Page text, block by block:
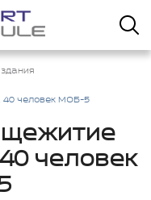
40 человек МОБ-5
человек